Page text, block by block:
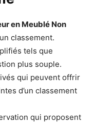
en Meublé Non
classement.
tels que
plus souple.
qui peuvent offrir
d’un classement
qui proposent